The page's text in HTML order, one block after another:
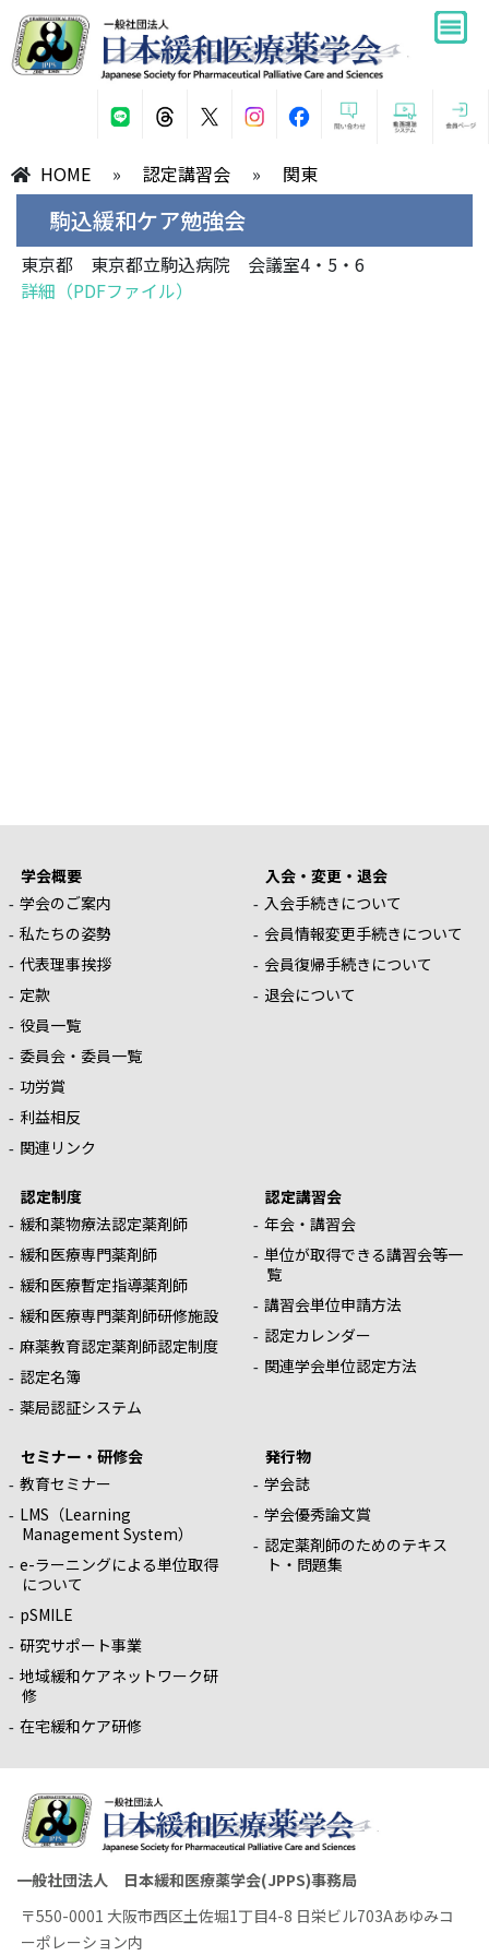
HOME » 認定講習会 » 関東
駒込緩和ケア勉強会
東京都 東京都立駒込病院 会議室4・5・6
詳細（PDFファイル）
学会概要
学会のご案内
私たちの姿勢
代表理事挨拶
定款
役員一覧
委員会・委員一覧
功労賞
利益相反
関連リンク
入会・変更・退会
入会手続きについて
会員情報変更手続きについて
会員復帰手続きについて
退会について
認定制度
緩和薬物療法認定薬剤師
緩和医療専門薬剤師
緩和医療暫定指導薬剤師
緩和医療専門薬剤師研修施設
麻薬教育認定薬剤師認定制度
認定名簿
薬局認証システム
認定講習会
年会・講習会
単位が取得できる講習会等一
覧
講習会単位申請方法
認定カレンダー
関連学会単位認定方法
セミナー・研修会
教育セミナー
LMS（Learning
Management System）
e-ラーニングによる単位取得
について
pSMILE
研究サポート事業
地域緩和ケアネットワーク研
修
在宅緩和ケア研修
発行物
学会誌
学会優秀論文賞
認定薬剤師のためのテキス
ト・問題集
一般社団法人 日本緩和医療薬学会(JPPS)事務局
〒550-0001 大阪市西区土佐堀1丁目4-8 日栄ビル703Aあゆみコ
ーポレーション内